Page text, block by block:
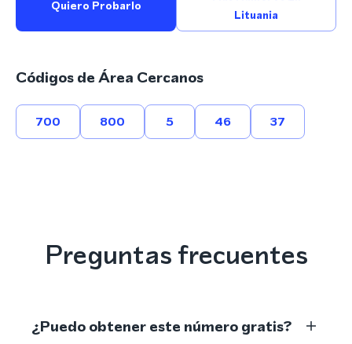
Quiero Probarlo
Lituania
Códigos de Área Cercanos
700 800 5 46 37
Preguntas frecuentes
¿Puedo obtener este número gratis?